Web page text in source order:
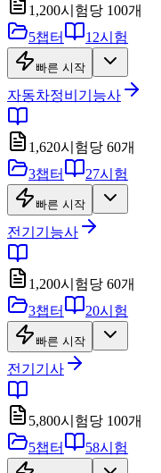
1,200시험당 100개
5챕터 12시험
빠른 시작
자동차정비기능사
1,620시험당 60개
3챕터 27시험
빠른 시작
전기기능사
1,200시험당 60개
3챕터 20시험
빠른 시작
전기기사
5,800시험당 100개
5챕터 58시험